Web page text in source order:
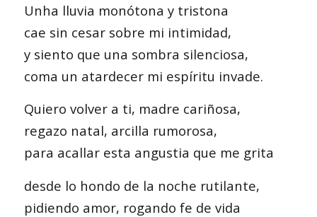
Unha lluvia monótona y tristona
cae sin cesar sobre mi intimidad,
y siento que una sombra silenciosa,
coma un atardecer mi espíritu invade.
Quiero volver a ti, madre cariñosa,
regazo natal, arcilla rumorosa,
para acallar esta angustia que me grita
desde lo hondo de la noche rutilante,
pidiendo amor, rogando fe de vida